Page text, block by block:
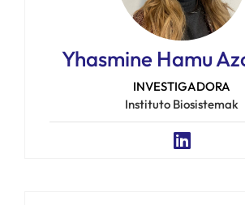
Yhasmine Hamu
INVESTIGADORA
Instituto Biosistemak